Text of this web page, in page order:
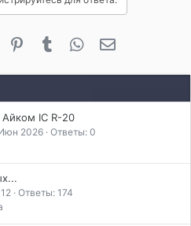
Reddit PinterestTumblr WhatsApp
IC R-20
2026 Ответы: 0
Ответы: 174